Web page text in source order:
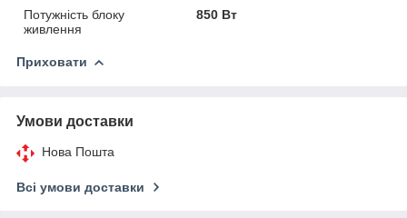
Потужність блоку
живлення
850 Вт
Приховати
Умови доставки
Нова Пошта
Всі умови доставки